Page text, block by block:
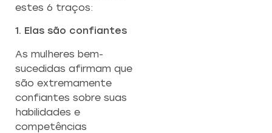
estes 6 traços:
1. Elas são confiantes
As mulheres bem-
sucedidas afirmam que
são extremamente
confiantes sobre suas
habilidades e
competências